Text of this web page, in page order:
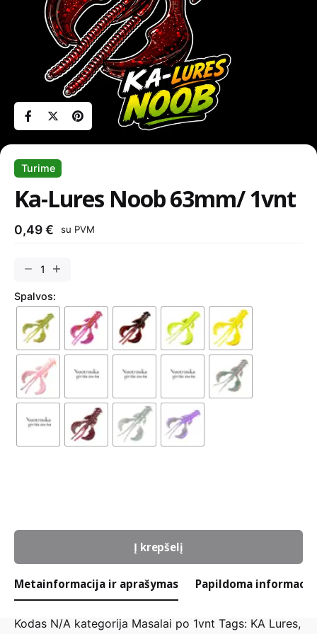
Turime
Ka-Lures Noob 63mm/ 1vnt
0,49€ su PVM
produkto
Ka-
Noob
63mm/
Spalvos:
Į krepšelį
A
l
e
Metainformacija ir aprašymas Papildoma
Kodas N/A kategorija Masalai po 1vnt Tags: KA Lures,